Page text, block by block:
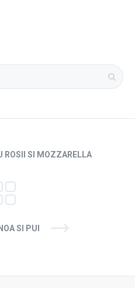
ROSII SI MOZZARELLA
SI PUI